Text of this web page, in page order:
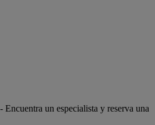
un especialista y reserva una